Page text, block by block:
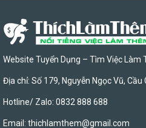
Website Tuyển Dụng – Tìm Việc Làm
Địa chỉ: Số 179, Nguyễn Ngọc Vũ, Cầu
Hotline/ Zalo: 0832 888 688
Email: thichlamthem@gmail.com